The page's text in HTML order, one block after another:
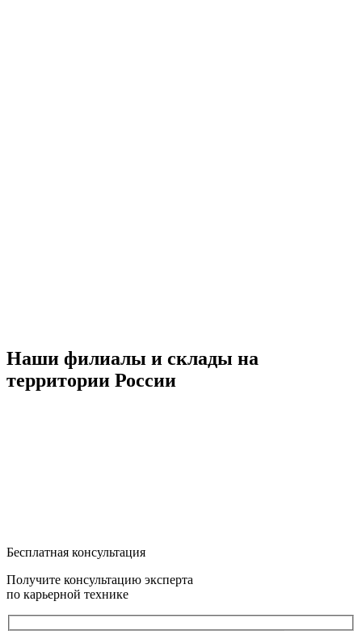
Наши филиалы и склады на
территории России
Бесплатная консультация
Получите консультацию эксперта
по карьерной технике